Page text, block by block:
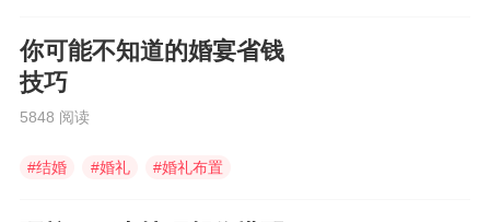
你可能不知道的婚宴省钱
技巧
5848 阅读
#结婚 #婚礼 #婚礼布置